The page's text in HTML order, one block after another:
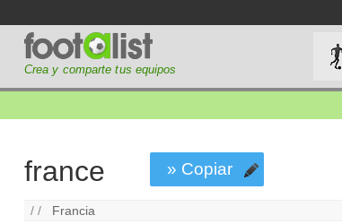
Crea y comparte tus equipos
france » Copiar
/ / Francia